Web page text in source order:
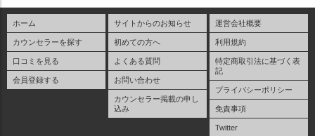
ホーム
カウンセラーを探す
口コミを見る
会員登録する
サイトからのお知らせ
初めての方へ
よくある質問
お問い合わせ
カウンセラー掲載の申し
込み
運営会社概要
利用規約
特定商取引法に基づく表
記
プライバシーポリシー
免責事項
Twitter